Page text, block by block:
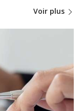
Voir plus